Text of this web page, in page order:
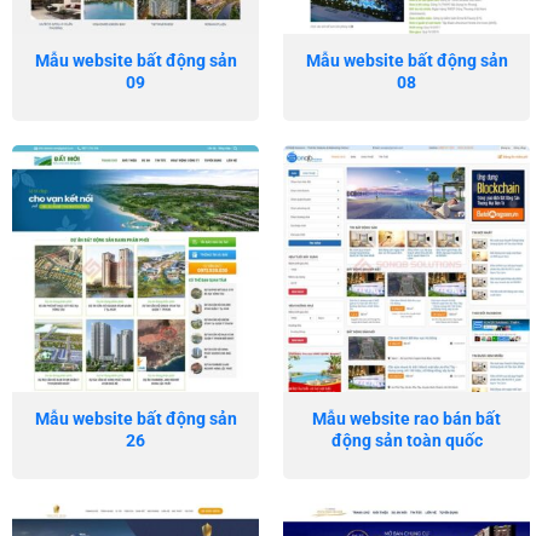
Mẫu website bất động sản
09
Mẫu website bất động sản
08
Mẫu website bất động sản
26
Mẫu website rao bán bất
động sản toàn quốc